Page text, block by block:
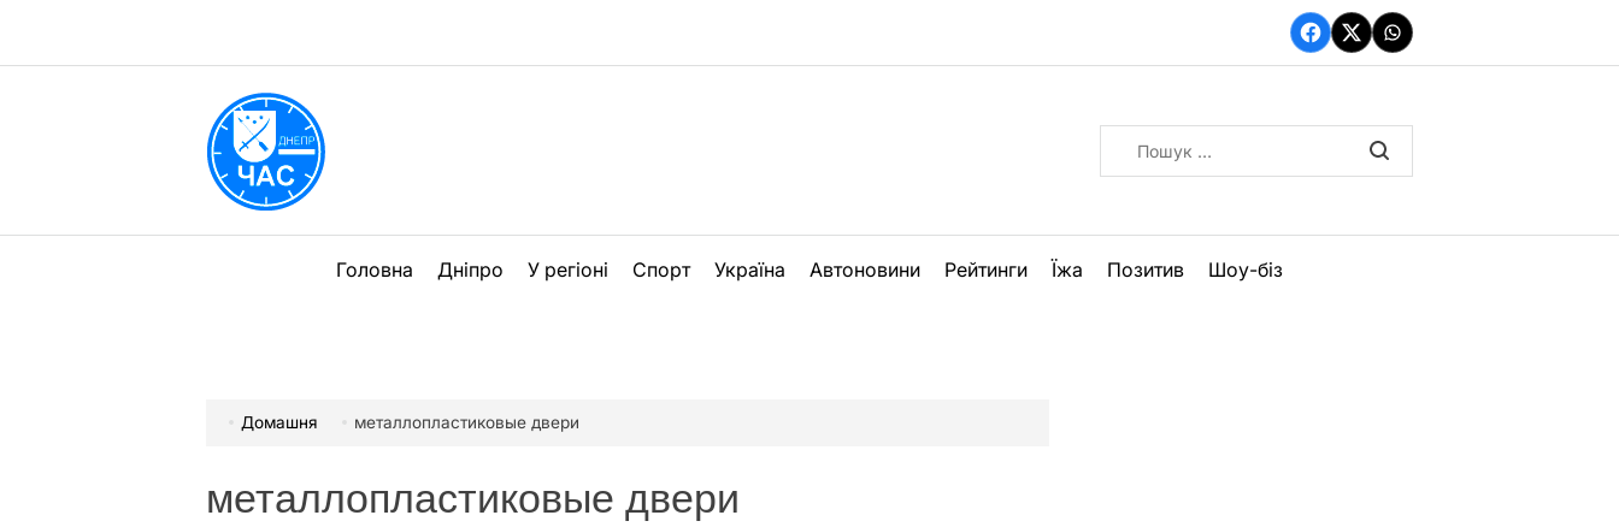
вмісту
Facebook
TwitterWhatsApp
Головна Дніпро У регіоні Спорт Україна Автоновини Рейтинги Їжа Позитив Шоу-біз
Домашня металлопластиковые двери
металлопластиковые двери